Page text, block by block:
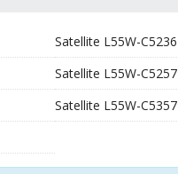
Satellite L55W-C5236
Satellite L55W-C5257
Satellite L55W-C5357